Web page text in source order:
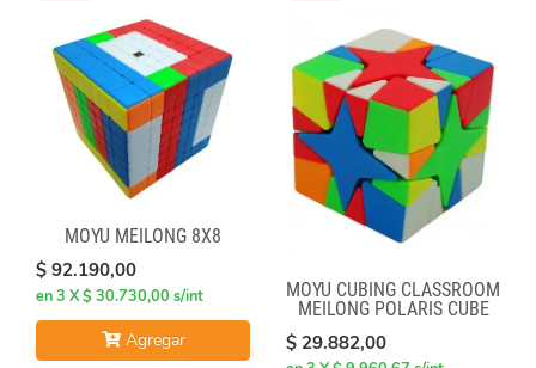
MOYU MEILONG 8X8
$ 92.190,00
en 3 X $ 30.730,00 s/int
Agregar
MOYU CUBING CLASSROOM
MEILONG POLARIS CUBE
$ 29.882,00